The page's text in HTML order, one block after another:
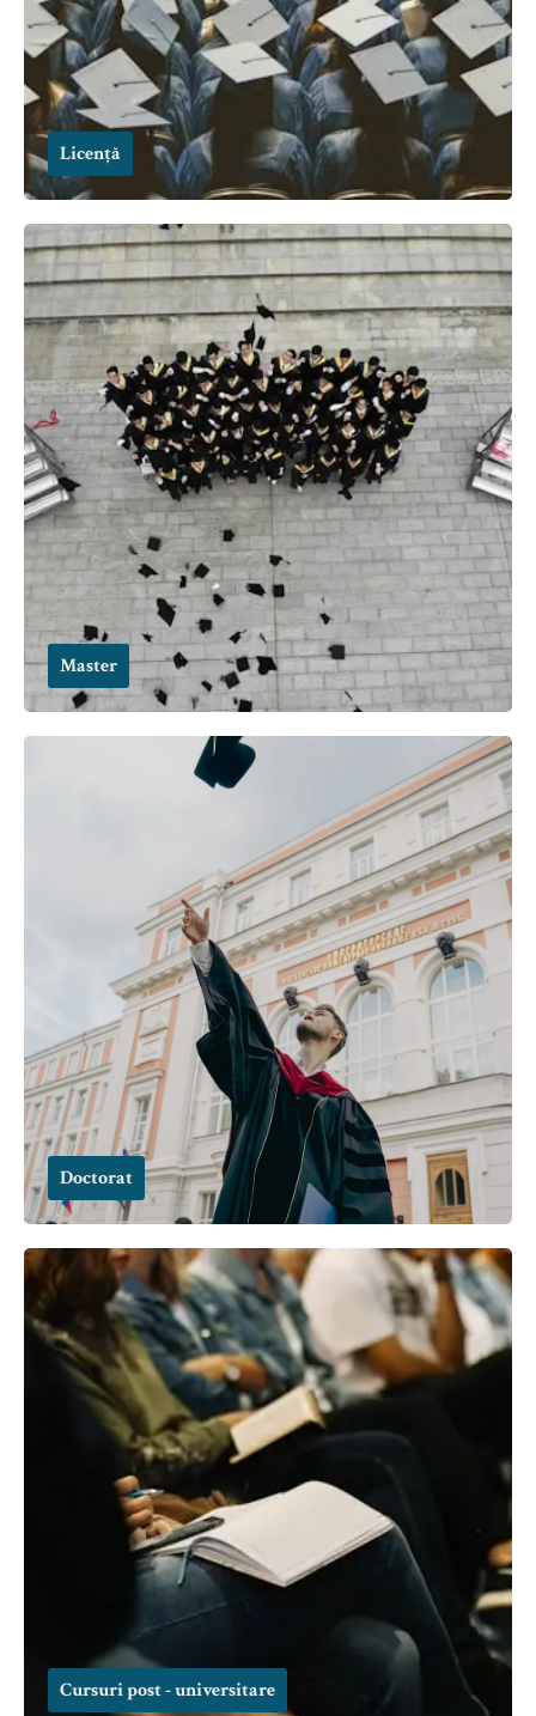
Licență
Master
Doctorat
Cursuri post - universitare